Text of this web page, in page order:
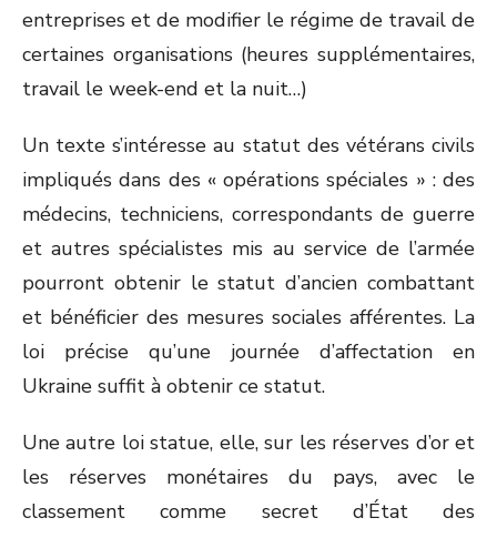
entreprises et de modifier le régime de travail de
certaines organisations (heures supplémentaires,
travail le week-end et la nuit…)
Un texte s’intéresse au statut des vétérans civils
impliqués dans des « opérations spéciales » : des
médecins, techniciens, correspondants de guerre
et autres spécialistes mis au service de l’armée
pourront obtenir le statut d’ancien combattant
et bénéficier des mesures sociales afférentes. La
loi précise qu’une journée d’affectation en
Ukraine suffit à obtenir ce statut.
Une autre loi statue, elle, sur les réserves d’or et
les réserves monétaires du pays, avec le
classement comme secret d’État des